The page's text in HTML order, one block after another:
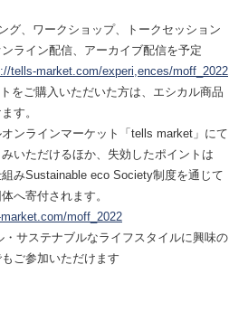
グ、ワークショップ、トークセッション
ライン配信、アーカイブ配信を予定
tells-market.com/experi,ences/moff_2022
をご購入いただいた方は、エシカル商品
す。
ンラインマーケット「tells market」にて
いただけるほか、失効したポイントは
組みSustainable eco Society制度を通じて
へ寄付されます。
moff_2022
サステナブルなライフスタイルに興味の
ご参加いただけます